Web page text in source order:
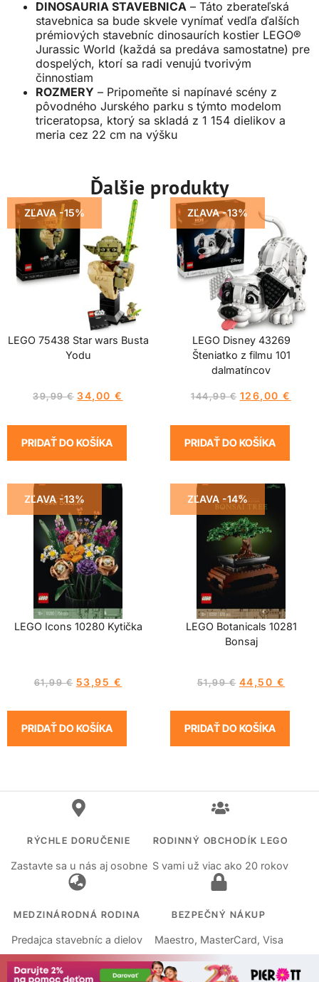
DINOSAURIA STAVEBNICA – Táto zberateľská
stavebnica sa bude skvele vynímať vedľa ďalších
prémiových stavebníc dinosaurích kostier LEGO®
Jurassic World (každá sa predáva samostatne) pre
dospelých, ktorí sa radi venujú tvorivým
činnostiam
ROZMERY – Pripomeňte si napínavé scény z
pôvodného Jurského parku s týmto modelom
triceratopsa, ktorý sa skladá z 1 154 dielikov a
meria cez 22 cm na výšku
Ďalšie produkty
ZĽAVA -15%
LEGO 75438 Star wars Busta
Yodu
39,99€ 34,00€
PRIDAŤ DO KOŠÍKA
ZĽAVA -13%
LEGO Disney 43269
Šteniatko z filmu 101
dalmatíncov
144,99€ 126,00€
PRIDAŤ DO KOŠÍKA
ZĽAVA -13%
LEGO Icons 10280 Kytička
61,99€ 53,95 €
PRIDAŤ DO KOŠÍKA
ZĽAVA -14%
LEGO Botanicals 10281
Bonsaj
51,99€ 44,50 €
PRIDAŤ DO KOŠÍKA
RÝCHLE DORUČENIE
Zastavte sa u nás aj osobne
RODINNÝ OBCHODÍK LEGO
S vami už viac ako 20 rokov
MEDZINÁRODNÁ RODINA
Predajca stavebníc a dielov
BEZPEČNÝ NÁKUP
Maestro, MasterCard, Visa